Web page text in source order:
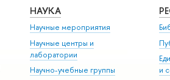
НАУКА
Научные мероприятия
Научные центры и
лаборатории
Научно-учебные группы
и